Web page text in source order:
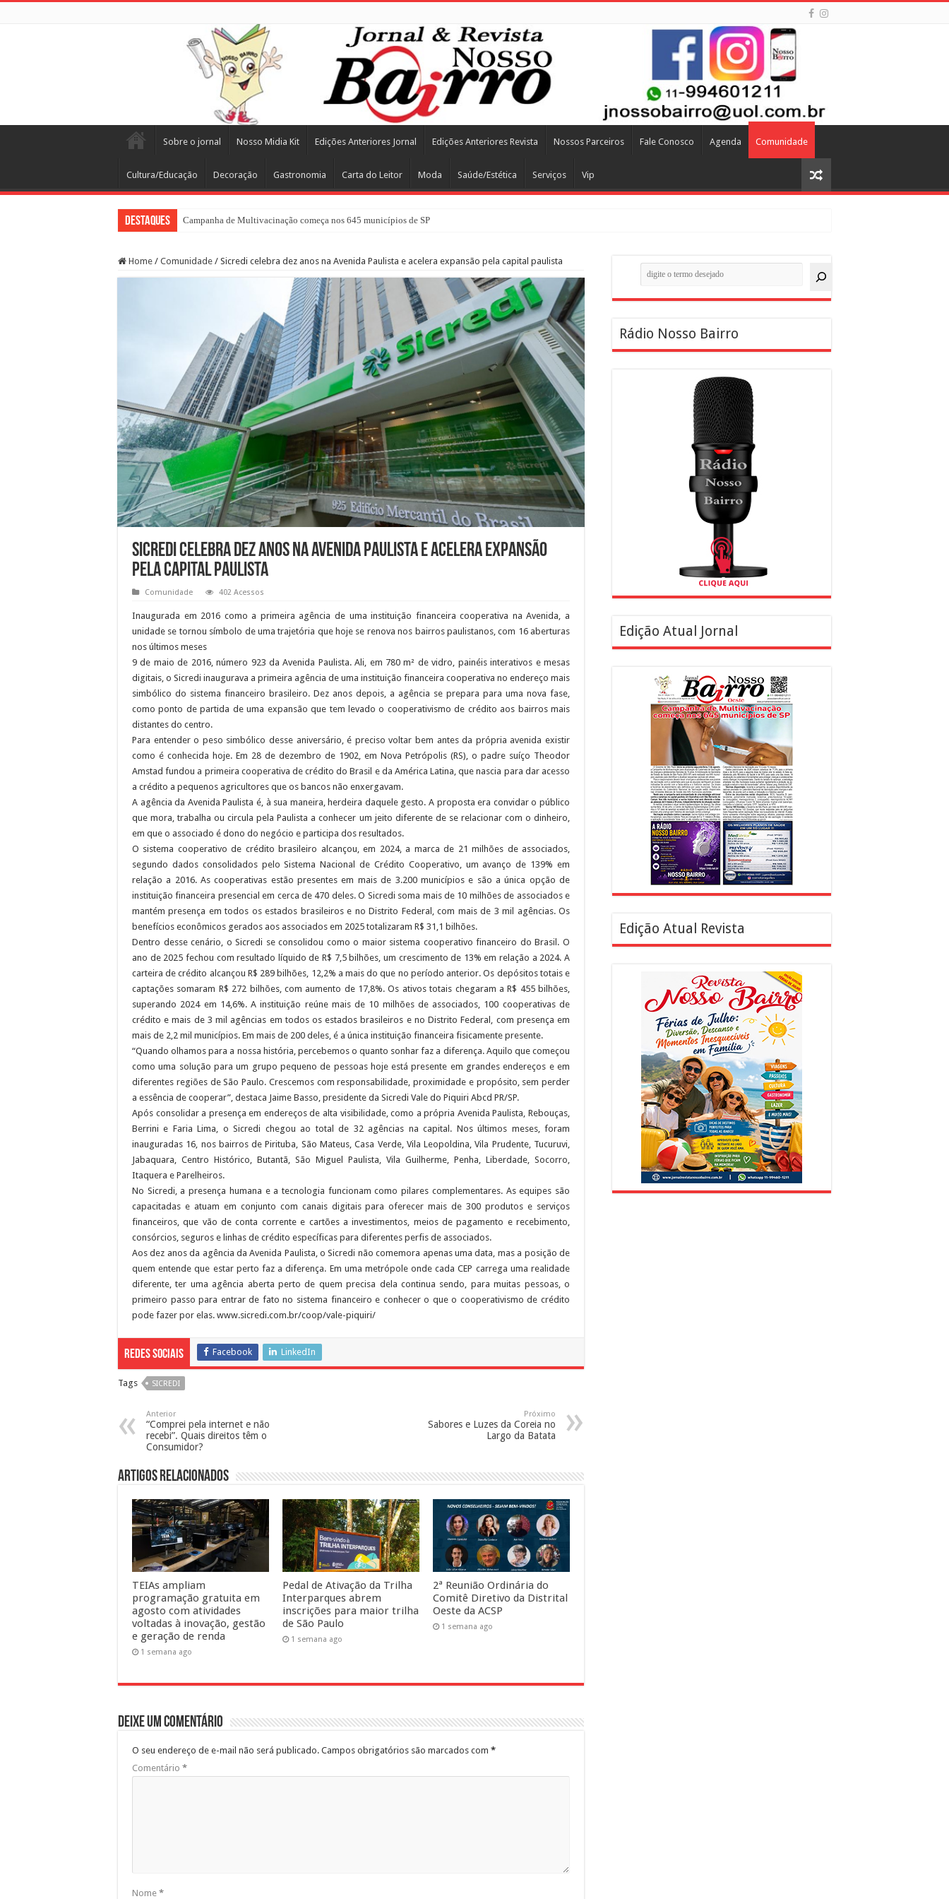
Sobre o jornal Nosso Midia Kit Edições Anteriores Jornal Edições Anteriores Revista Nossos Parceiros Fale Conosco Agenda Comunidade
Cultura/Educação Decoração Gastronomia Carta do Leitor Moda Saúde/Estética Serviços Vip
Destaques Campanha de Multivacinação começa nos 645 municípios de SP
Home / Comunidade / Sicredi celebra dez anos na Avenida Paulista e acelera expansão pela capital paulista
Sicredi celebra dez anos na Avenida Paulista e acelera expansão
pela capital paulista
Comunidade 402 Acessos
Inaugurada em 2016 como a primeira agência de uma instituição financeira cooperativa na Avenida, a
unidade se tornou símbolo de uma trajetória que hoje se renova nos bairros paulistanos, com 16 aberturas
nos últimos meses
9 de maio de 2016, número 923 da Avenida Paulista. Ali, em 780 m² de vidro, painéis interativos e mesas
digitais, o Sicredi inaugurava a primeira agência de uma instituição financeira cooperativa no endereço mais
simbólico do sistema financeiro brasileiro. Dez anos depois, a agência se prepara para uma nova fase,
como ponto de partida de uma expansão que tem levado o cooperativismo de crédito aos bairros mais
distantes do centro.
Para entender o peso simbólico desse aniversário, é preciso voltar bem antes da própria avenida existir
como é conhecida hoje. Em 28 de dezembro de 1902, em Nova Petrópolis (RS), o padre suíço Theodor
Amstad fundou a primeira cooperativa de crédito do Brasil e da América Latina, que nascia para dar acesso
a crédito a pequenos agricultores que os bancos não enxergavam.
A agência da Avenida Paulista é, à sua maneira, herdeira daquele gesto. A proposta era convidar o público
que mora, trabalha ou circula pela Paulista a conhecer um jeito diferente de se relacionar com o dinheiro,
em que o associado é dono do negócio e participa dos resultados.
O sistema cooperativo de crédito brasileiro alcançou, em 2024, a marca de 21 milhões de associados,
segundo dados consolidados pelo Sistema Nacional de Crédito Cooperativo, um avanço de 139% em
relação a 2016. As cooperativas estão presentes em mais de 3.200 municípios e são a única opção de
instituição financeira presencial em cerca de 470 deles. O Sicredi soma mais de 10 milhões de associados e
mantém presença em todos os estados brasileiros e no Distrito Federal, com mais de 3 mil agências. Os
benefícios econômicos gerados aos associados em 2025 totalizaram R$ 31,1 bilhões.
Dentro desse cenário, o Sicredi se consolidou como o maior sistema cooperativo financeiro do Brasil. O
ano de 2025 fechou com resultado líquido de R$ 7,5 bilhões, um crescimento de 13% em relação a 2024. A
carteira de crédito alcançou R$ 289 bilhões, 12,2% a mais do que no período anterior. Os depósitos totais e
captações somaram R$ 272 bilhões, com aumento de 17,8%. Os ativos totais chegaram a R$ 455 bilhões,
superando 2024 em 14,6%. A instituição reúne mais de 10 milhões de associados, 100 cooperativas de
crédito e mais de 3 mil agências em todos os estados brasileiros e no Distrito Federal, com presença em
mais de 2,2 mil municípios. Em mais de 200 deles, é a única instituição financeira fisicamente presente.
“Quando olhamos para a nossa história, percebemos o quanto sonhar faz a diferença. Aquilo que começou
como uma solução para um grupo pequeno de pessoas hoje está presente em grandes endereços e em
diferentes regiões de São Paulo. Crescemos com responsabilidade, proximidade e propósito, sem perder
a essência de cooperar”, destaca Jaime Basso, presidente da Sicredi Vale do Piquiri Abcd PR/SP.
Após consolidar a presença em endereços de alta visibilidade, como a própria Avenida Paulista, Rebouças,
Berrini e Faria Lima, o Sicredi chegou ao total de 32 agências na capital. Nos últimos meses, foram
inauguradas 16, nos bairros de Pirituba, São Mateus, Casa Verde, Vila Leopoldina, Vila Prudente, Tucuruvi,
Jabaquara, Centro Histórico, Butantã, São Miguel Paulista, Vila Guilherme, Penha, Liberdade, Socorro,
Itaquera e Parelheiros.
No Sicredi, a presença humana e a tecnologia funcionam como pilares complementares. As equipes são
capacitadas e atuam em conjunto com canais digitais para oferecer mais de 300 produtos e serviços
financeiros, que vão de conta corrente e cartões a investimentos, meios de pagamento e recebimento,
consórcios, seguros e linhas de crédito específicas para diferentes perfis de associados.
Aos dez anos da agência da Avenida Paulista, o Sicredi não comemora apenas uma data, mas a posição de
quem entende que estar perto faz a diferença. Em uma metrópole onde cada CEP carrega uma realidade
diferente, ter uma agência aberta perto de quem precisa dela continua sendo, para muitas pessoas, o
primeiro passo para entrar de fato no sistema financeiro e conhecer o que o cooperativismo de crédito
pode fazer por elas. www.sicredi.com.br/coop/vale-piquiri/
Redes Sociais Facebook LinkedIn
Tags SICREDI
Anterior
“Comprei pela internet e não
recebi”. Quais direitos têm o
Consumidor?
Próximo
Sabores e Luzes da Coreia no
Largo da Batata
Artigos Relacionados
TEIAs ampliam
programação gratuita em
agosto com atividades
voltadas à inovação, gestão
e geração de renda
1 semana ago
Pedal de Ativação da Trilha
Interparques abrem
inscrições para maior trilha
de São Paulo
1 semana ago
2ª Reunião Ordinária do
Comitê Diretivo da Distrital
Oeste da ACSP
1 semana ago
Deixe um comentário
O seu endereço de e-mail não será publicado. Campos obrigatórios são marcados com *
Comentário *
Nome *
Pesquisar
Rádio Nosso Bairro
Edição Atual Jornal
Edição Atual Revista